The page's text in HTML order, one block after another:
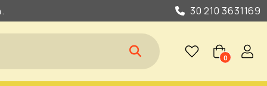
30 210 3631169
0